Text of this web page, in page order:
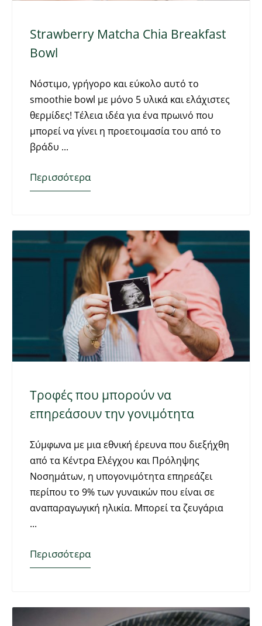
Strawberry Matcha Chia Breakfast
Bowl
Νόστιμο, γρήγορο και εύκολο αυτό το
smoothie bowl με μόνο 5 υλικά και ελάχιστες
θερμίδες! Τέλεια ιδέα για ένα πρωινό που
μπορεί να γίνει η προετοιμασία του από το
βράδυ
Περισσότερα
Τροφές που μπορούν να
επηρεάσουν την γονιμότητα
Σύμφωνα με μια εθνική έρευνα που διεξήχθη
από τα Κέντρα Ελέγχου και Πρόληψης
Νοσημάτων, η υπογονιμότητα επηρεάζει
περίπου το 9% των γυναικών που είναι σε
αναπαραγωγική ηλικία. Μπορεί τα ζευγάρια
Περισσότερα